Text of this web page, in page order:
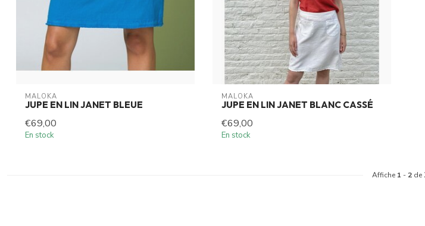
MALOKA
JUPE EN LIN JANET BLEUE
€69,00
En stock
MALOKA
JUPE EN LIN JANET BLANC CASSÉ
€69,00
En stock
Affiche 1 - 2 de